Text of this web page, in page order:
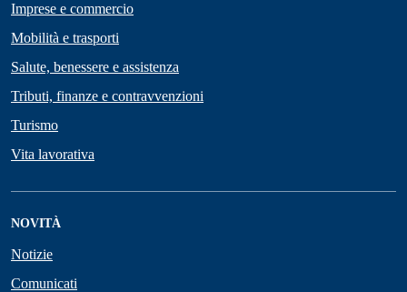
Imprese e commercio
Mobilità e trasporti
Salute, benessere e assistenza
Tributi, finanze e contravvenzioni
Turismo
Vita lavorativa
NOVITÀ
Notizie
Comunicati